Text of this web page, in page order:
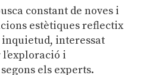
constant de noves i
estètiques reflectix
interessat
i
els experts.